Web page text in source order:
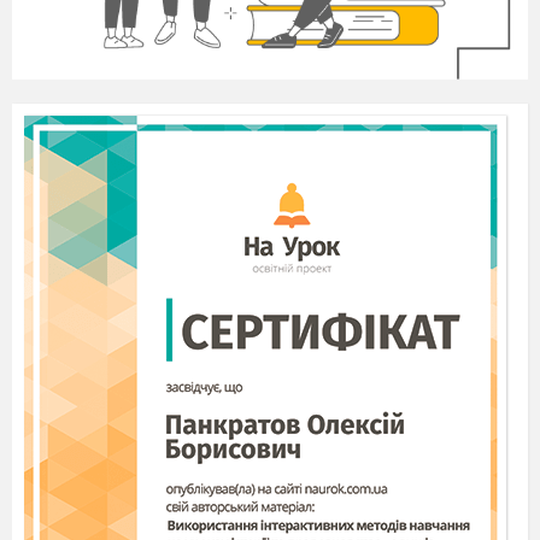
фантазію свою прояви!
Сьогодні у нас незвичайний урок, на
якому буде з вами працювати 2 вчителя
Ми продовжимо знайомство з
дивовижним світом іграшок, їх розмаїттям.
Всі ми з нетерпінням очікуємо на Новорічні
свята, в багатьох оселях незабаром
прикрашатимуть ялинки.
-А яку лісову красуню зазвичай
встановлюють у вашій родині, штучну чи
живу?(відповідь дітей…)
Скажіть будь ласка, якими іграшками
Ви прикрашаєте ялинку, виготовленими
власноруч чи тими, що придбали в
магазинах? (відповідь дітей…)
Вчитель2:Пропонуємо Вам